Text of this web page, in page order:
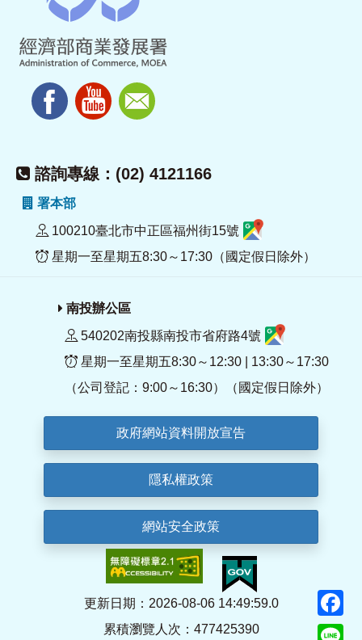
諮詢專線：(02) 4121166
署本部
100210臺北市中正區福州街15號
星期一至星期五8:30～17:30（國定假日除外）
南投辦公區
540202南投縣南投市省府路4號
星期一至星期五8:30～12:30 | 13:30～17:30
（公司登記：9:00～16:30）（國定假日除外）
政府網站資料開放宣告
隱私權政策
網站安全政策
更新日期：2026-08-06 14:49:59.0
累積瀏覽人次：477425390